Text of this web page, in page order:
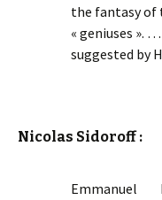
the fantasy of
« geniuses ».
suggested by
Nicolas Sidoroff :
Emmanuel